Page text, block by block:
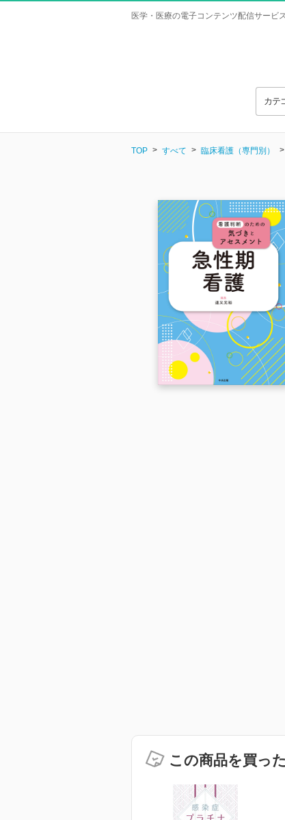
医学・医療の電子コンテンツ配信サービ
カテ
TOP すべて 臨床看護（専門別）
この商品を買っ